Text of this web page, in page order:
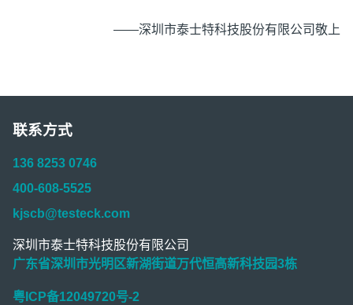
——深圳市泰士特科技股份有限公司敬上
联系方式
136 8253 0746
400-608-5525
kjscb@testeck.com
深圳市泰士特科技股份有限公司
广东省深圳市光明区新湖街道万代恒高新科技园3栋
粤ICP备12049720号-2